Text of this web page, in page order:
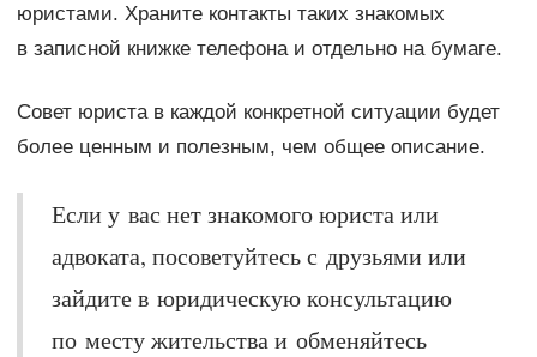
юристами. Храните контакты таких знакомых
в записной книжке телефона и отдельно на бумаге.
Совет юриста в каждой конкретной ситуации будет
более ценным и полезным, чем общее описание.
Если у вас нет знакомого юриста или
адвоката, посоветуйтесь с друзьями или
зайдите в юридическую консультацию
по месту жительства и обменяйтесь